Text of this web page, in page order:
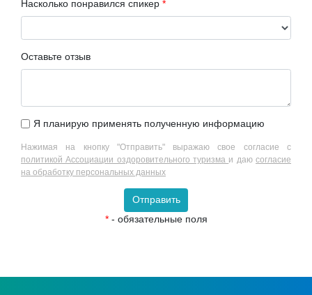
Насколько понравился спикер *
Оставьте отзыв
Я планирую применять полученную информацию
Нажимая на кнопку "Отправить" выражаю свое согласие с
политикой Ассоциации оздоровительного туризма и даюсогласие
на обработку персональных данных
Отправить
*- обязательные поля